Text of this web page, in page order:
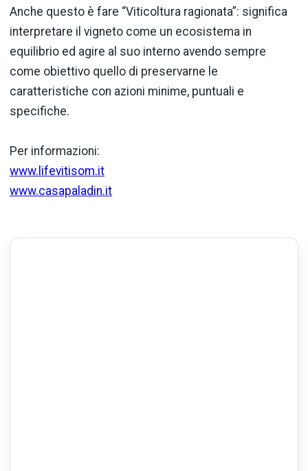
Anche questo è fare “Viticoltura ragionata”: significa
interpretare il vigneto come un ecosistema in
equilibrio ed agire al suo interno avendo sempre
come obiettivo quello di preservarne le
caratteristiche con azioni minime, puntuali e
specifiche.
Per informazioni:
www.lifevitisom.it
www.casapaladin.it